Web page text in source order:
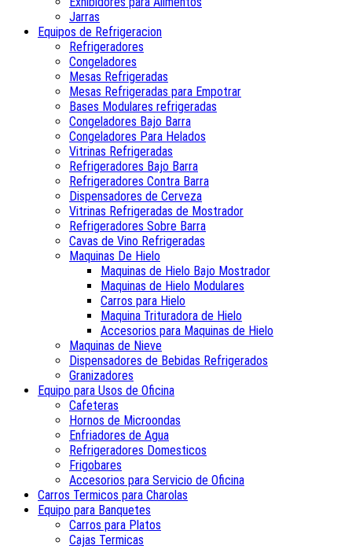
Jarras
Equipos de Refrigeracion
Refrigeradores
Congeladores
Mesas Refrigeradas
Mesas Refrigeradas para Empotrar
Bases Modulares refrigeradas
Congeladores Bajo Barra
Congeladores Para Helados
Vitrinas Refrigeradas
Refrigeradores Bajo Barra
Refrigeradores Contra Barra
Dispensadores de Cerveza
Vitrinas Refrigeradas de Mostrador
Refrigeradores Sobre Barra
Cavas de Vino Refrigeradas
Maquinas De Hielo
Maquinas de Hielo Bajo Mostrador
Maquinas de Hielo Modulares
Carros para Hielo
Maquina Trituradora de Hielo
Accesorios para Maquinas de Hielo
Maquinas de Nieve
Dispensadores de Bebidas Refrigerados
Granizadores
Equipo para Usos de Oficina
Cafeteras
Hornos de Microondas
Enfriadores de Agua
Refrigeradores Domesticos
Frigobares
Accesorios para Servicio de Oficina
Carros Termicos para Charolas
Equipo para Banquetes
Carros para Platos
Cajas Termicas